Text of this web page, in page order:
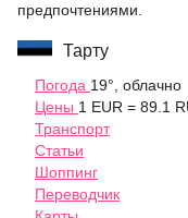
предпочтениями.
Тарту
Погода 19°, облачно
Цены 1 EUR = 89.1
Транспорт
Статьи
Шоппинг
Переводчик